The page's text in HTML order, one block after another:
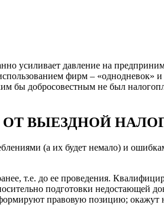
усиливает давление на
фирм – «однодневок»
бы добросовестным не был
ВЫЕЗДНОЙ
(а их будет немало) и
т.е. до ее проведения.
подготовки
правовую позицию; окажут